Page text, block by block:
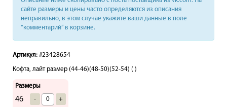
сайте размеры и цены часто определяются из описания
неправильно, в этом случае укажите ваши данные в поле
“комментарий” в корзине.
Артикул: #23428654
Кофта, лайт размер (44-46)(48-50)(52-54) ( )
Размеры
46 - +